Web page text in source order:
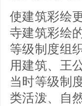
使建筑彩绘
寺建筑彩绘
等级制度组
用建筑、王
当时等级制
类活泼、自